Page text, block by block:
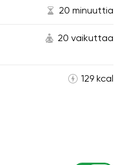
20 minuuttia
20 vaikuttaa
129 kcal